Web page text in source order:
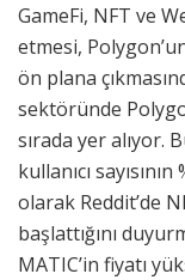
GameFi, NFT ve
etmesi,
ön plana
sektöründe
sırada yer alıyor.
kullanıcı
olarak Reddit’de
başlattığını
MATIC’in fiyatı